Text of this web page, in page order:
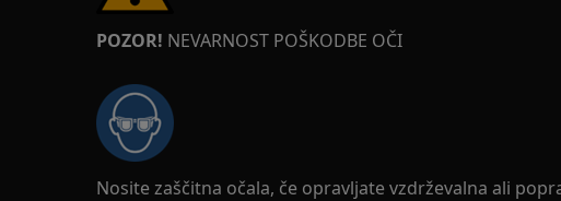
POZOR! NEVARNOST POŠKODBE OČI
Nosite zaščitna očala, če opravljate vzdrževalna ali